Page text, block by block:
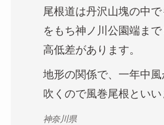
尾根道は丹沢山塊の中
をもち神ノ川公園端ま
高低差があります。
地形の関係で、一年中風
吹くので風巻尾根といい
神奈川県